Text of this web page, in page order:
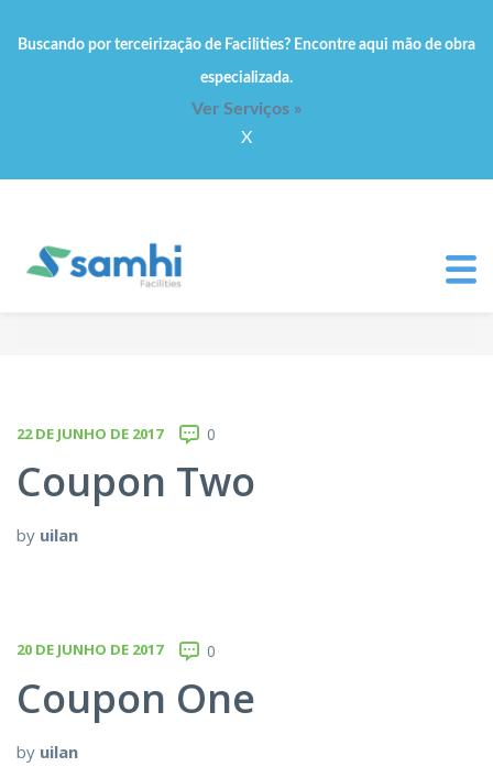
22 DE JUNHO DE 2017 0
Coupon Two
by uilan
20 DE JUNHO DE 2017 0
Coupon One
by uilan
Buscando por terceirização de Facilities? Encontre aqui mão de obra
especializada.
Ver Serviços »
X